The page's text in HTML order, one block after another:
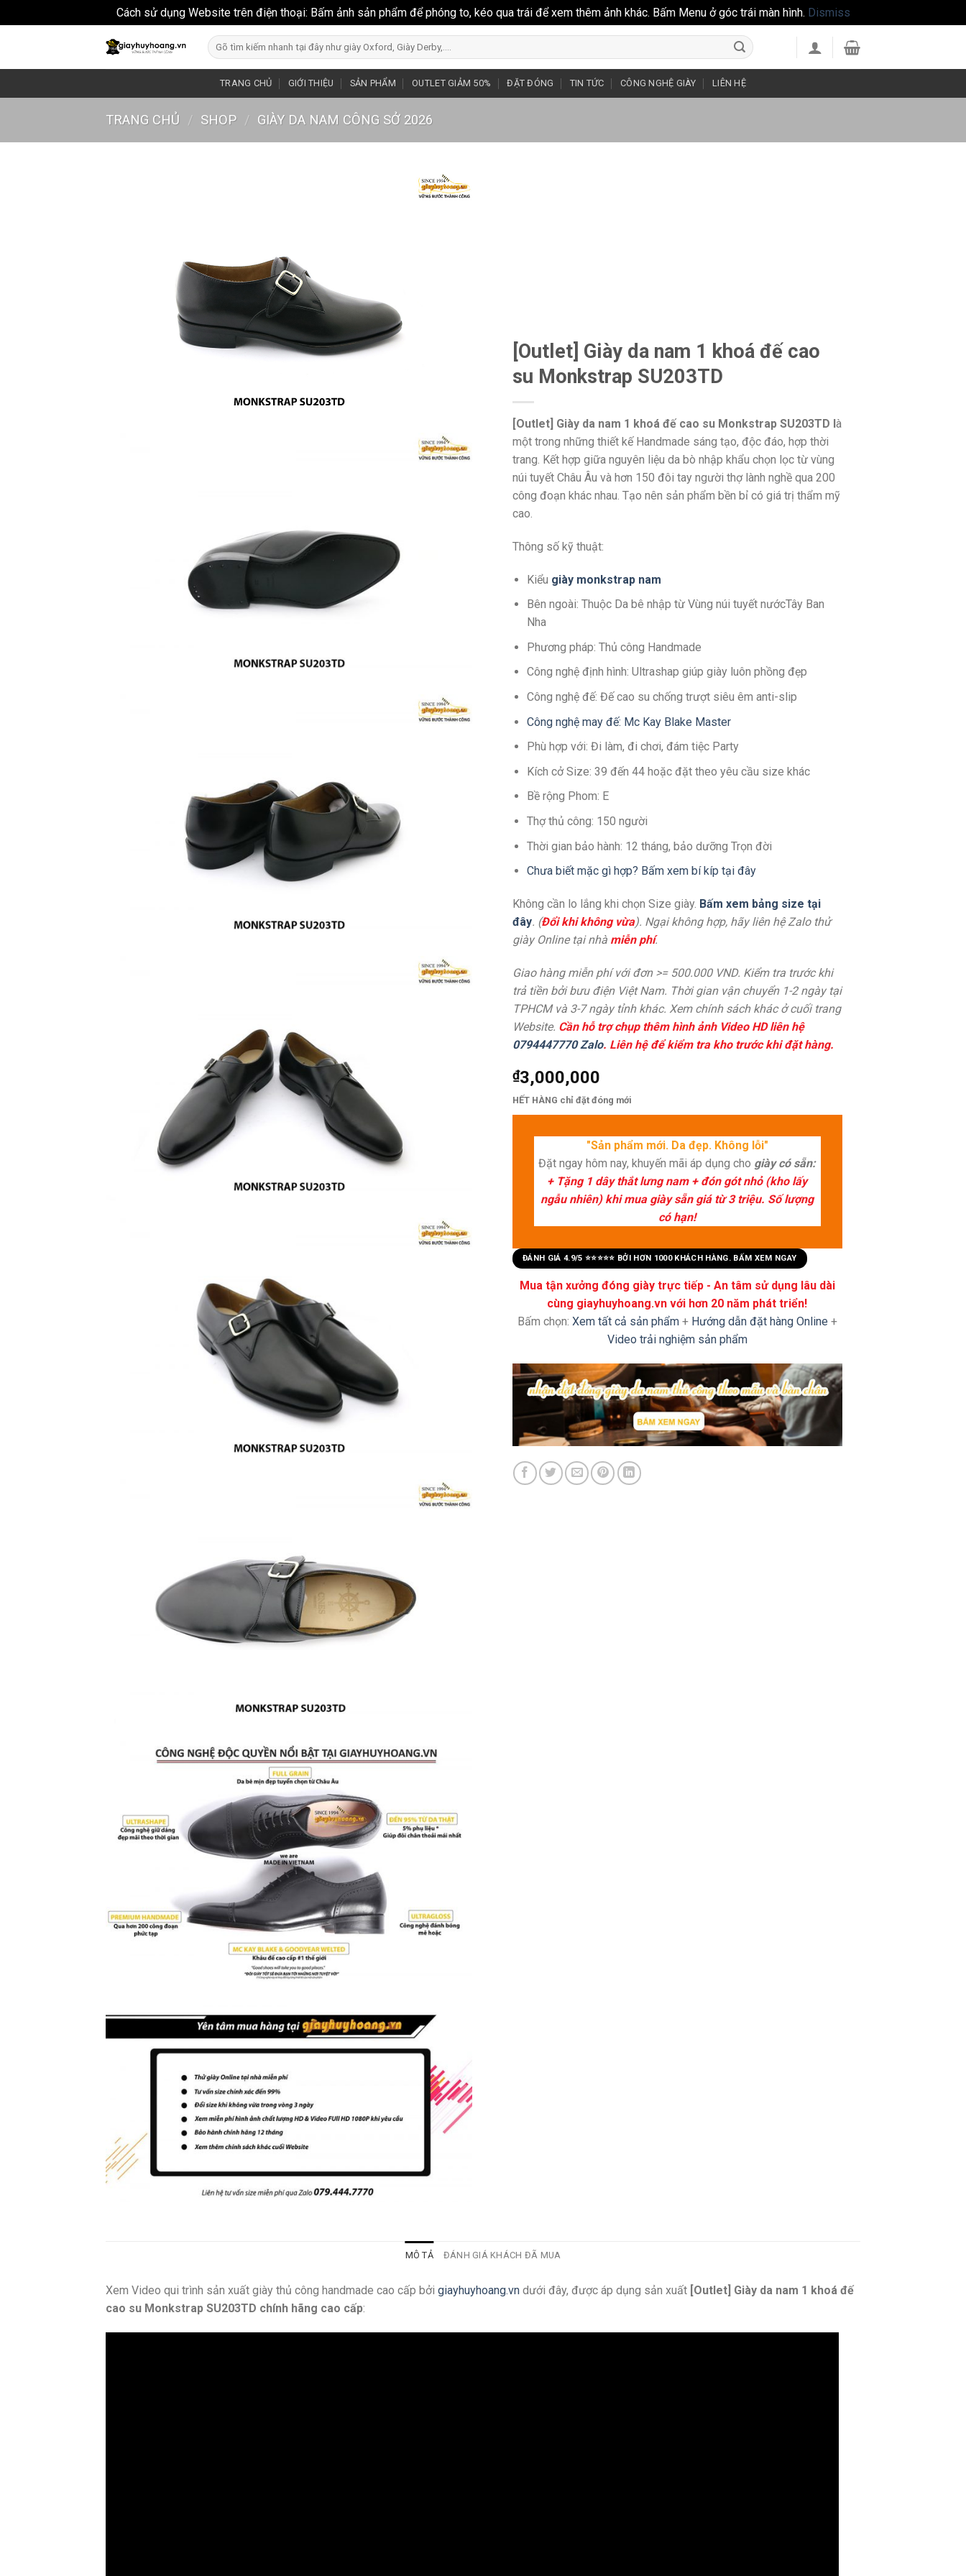
Cách sử dụng Website trên điện thoại: Bấm ảnh sản phẩm để phóng to, kéo qua trái để xem thêm ảnh khác. Bấm Menu ở góc trái màn hình. Dismiss
content
Search
for:
TRANG CHỦ GIỚI THIỆU SẢN PHẨM OUTLET GIẢM 50% ĐẶT ĐÓNG TIN TỨC CÔNG NGHỆ GIÀY LIÊN HỆ
TRANG CHỦ / SHOP / GIÀY DA NAM CÔNG SỞ 2026
[Outlet] Giày da nam 1 khoá đế cao
su Monkstrap SU203TD
[Outlet] Giày da nam 1 khoá đế cao su Monkstrap SU203TD là
một trong những thiết kế Handmade sáng tạo, độc đáo, hợp thời
trang. Kết hợp giữa nguyên liệu da bò nhập khẩu chọn lọc từ vùng
núi tuyết Châu Âu và hơn 150 đôi tay người thợ lành nghề qua 200
công đoạn khác nhau. Tạo nên sản phẩm bền bỉ có giá trị thẩm mỹ
cao.
Thông số kỹ thuật:
Kiểu giày monkstrap nam
Bên ngoài: Thuộc Da bê nhập từ Vùng núi tuyết nướcTây Ban
Nha
Phương pháp: Thủ công Handmade
Công nghệ định hình: Ultrashap giúp giày luôn phồng đẹp
Công nghệ đế: Đế cao su chống trượt siêu êm anti-slip
Công nghệ may đế: Mc Kay Blake Master
Phù hợp với: Đi làm, đi chơi, đám tiệc Party
Kích cở Size: 39 đến 44 hoặc đặt theo yêu cầu size khác
Bề rộng Phom: E
Thợ thủ công: 150 người
Thời gian bảo hành: 12 tháng, bảo dưỡng Trọn đời
Chưa biết mặc gì hợp? Bấm xem bí kíp tại đây
Không cần lo lắng khi chọn Size giày. Bấm xem bảng size tại
đây. (Đổi khi không vừa). Ngại không hợp, hãy liên hệ Zalo thử
giày Online tại nhà miễn phí.
Giao hàng miễn phí với đơn >= 500.000 VND. Kiểm tra trước khi
trả tiền bởi bưu điện Việt Nam. Thời gian vận chuyển 1-2 ngày tại
TPHCM và 3-7 ngày tỉnh khác. Xem chính sách khác ở cuối trang
Website. Cần hỗ trợ chụp thêm hình ảnh Video HD liên hệ
0794447770 Zalo. Liên hệ để kiểm tra kho trước khi đặt hàng.
₫3,000,000
HẾT HÀNG chỉ đặt đóng mới
"Sản phẩm mới. Da đẹp. Không lỗi"
Đặt ngay hôm nay, khuyến mãi áp dụng cho giày có sẵn:
+ Tặng 1 dây thắt lưng nam + đón gót nhỏ (kho lấy
ngẫu nhiên) khi mua giày sẵn giá từ 3 triệu. Số lượng
có hạn!
ĐÁNH GIÁ 4.9/5 ⭐⭐⭐⭐⭐ BỞI HƠN 1000 KHÁCH HÀNG. BẤM XEM NGAY
Mua tận xưởng đóng giày trực tiếp - An tâm sử dụng lâu dài
cùng giayhuyhoang.vn với hơn 20 năm phát triển!
Bấm chọn: Xem tất cả sản phẩm+ Hướng dẫn đặt hàng Online +
Video trải nghiệm sản phẩm
MÔ TẢ ĐÁNH GIÁ KHÁCH ĐÃ MUA
Xem Video qui trình sản xuất giày thủ công handmade cao cấp bởi giayhuyhoang.vn dưới đây, được áp dụng sản xuất [Outlet] Giày da nam 1 khoá đế
cao su Monkstrap SU203TD chính hãng cao cấp: